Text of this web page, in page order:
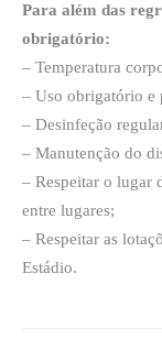
Para além das
obrigatório:
– Temperatura
– Uso obrigatório e
– Desinfeção
– Manutenção do
– Respeitar o lugar
entre lugares;
– Respeitar as
Estádio.